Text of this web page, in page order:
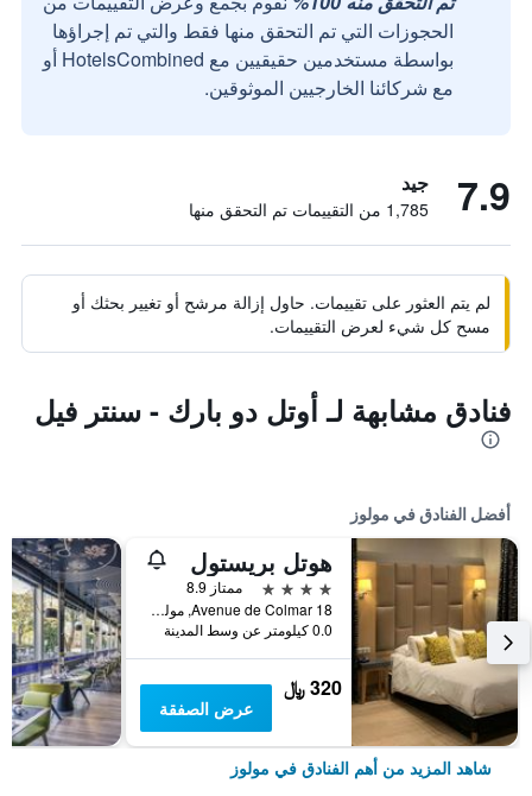
الحجوزات التي تم التحقق منها فقط والتي تم إجراؤها
بواسطة مستخدمين حقيقيين مع HotelsCombined أو
مع شركائنا الخارجيين الموثوقين.
7.9 جيد
1,785 من التقييمات تم التحقق منها
لم يتم العثور على تقييمات. حاول إزالة مرشح أو تغيير بحثك أو
مسح كل شيء لعرض التقييمات.
فنادق مشابهة لـ أوتل دو بارك - سنتر فيل
أفضل الفنادق في مولوز
هوتل بريستول
4 نجوم
ممتاز 8.9
18 Avenue de Colmar, مولوز, إقليم الراين الأعلى, فرنسا
0.0 كيلومتر عن وسط المدينة
320 ﷼
عرض الصفقة
شاهد المزيد من أهم الفنادق في مولوز